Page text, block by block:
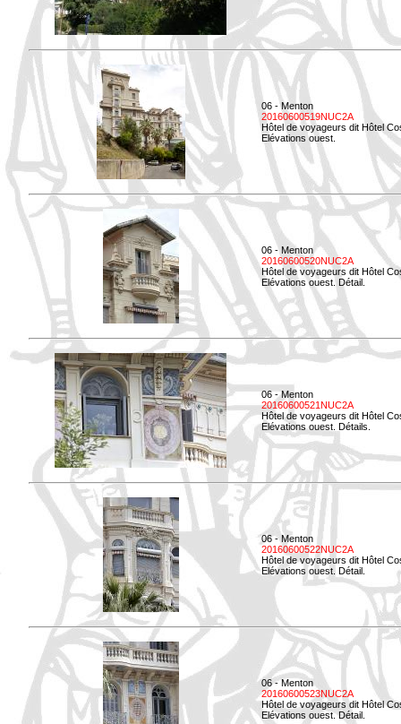
06 - Menton
20160600519NUC2A
Hôtel de voyageurs dit Hôtel
Elévations ouest.
06 - Menton
20160600520NUC2A
Hôtel de voyageurs dit Hôtel
Elévations ouest. Détail.
06 - Menton
20160600521NUC2A
Hôtel de voyageurs dit Hôtel
Elévations ouest. Détails.
06 - Menton
20160600522NUC2A
Hôtel de voyageurs dit Hôtel
Elévations ouest. Détail.
06 - Menton
20160600523NUC2A
Hôtel de voyageurs dit Hôtel
Elévations ouest. Détail.